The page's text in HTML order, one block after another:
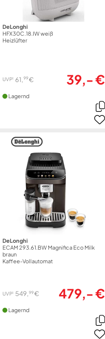
DeLonghi
HFX30C.18.IW weiß
Heizlüfter
UVP1 61,99€ 39,- €
Lagernd
DeLonghi
ECAM 293.61.BW Magnifica Eco Milk
braun
Kaffee-Vollautomat
UVP1 549,99€ 479,- €
Lagernd